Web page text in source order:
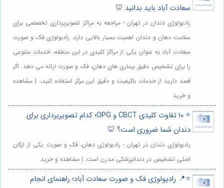
سعادت آباد باید بدانید 🦷
رادیولوژی دندان در تهران - مراجعه به مراکز تصویربرداری تخصصی برای
سلامت دهان و دندان اهمیت بسیار بالایی دارد. رادیولوژی فک و صورت
سعادت آباد به عنوان یکی از مراکز کلیدی در این منطقه، خدمات متنوعی
را برای تشخیص دقیق بیماری های دهان، فک و صورت ارائه می دهد. اگر
قصد دارید از خدمات باکیفیت و دقیق این مرکز استفاده کنید،. | مشاهده
و خرید
⭐️ ۱۰ تفاوت کلیدی CBCT و OPG؛ کدام تصویربرداری برای
دندان شما ضروری است؟ 🦷
رادیولوژی دندان در تهران - رادیولوژی دهان، فک و صورت یکی از ارکان
اصلی تشخیص در دندانپزشکی مدرن است. | مشاهده و خرید
⭐️📍 رادیولوژی فک و صورت سعادت آباد؛ راهنمای انجام